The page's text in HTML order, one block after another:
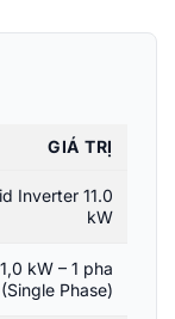
GIÁ TRỊ
Inverter 11.0
kW
kW – 1 pha
(Single Phase)